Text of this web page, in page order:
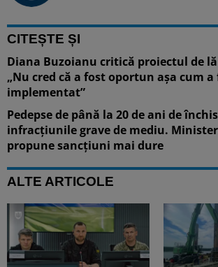
CITEȘTE ȘI
Diana Buzoianu critică proiectul de
„Nu cred că a fost oportun așa cum
implementat”
Pedepse de până la 20 de ani de
infracțiunile grave de mediu.
propune sancțiuni mai dure
ALTE ARTICOLE